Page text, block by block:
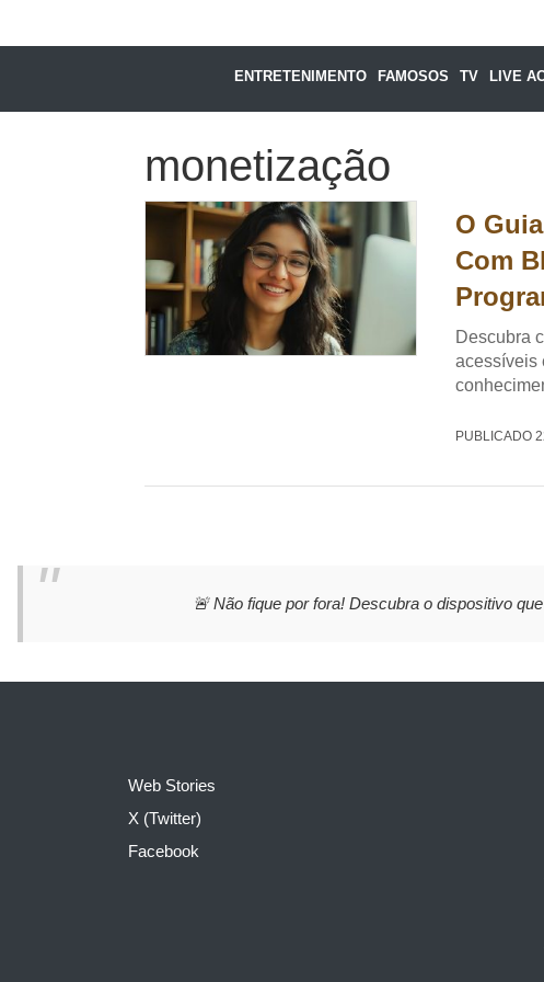
ENTRETENIMENTO FAMOSOS TV LIVE
monetização
O
Com
Descubra
acessíveis
PUBLICADO
🚨 Não fique por fora! Descubra o dispositivo
Web Stories
X (Twitter)
Facebook